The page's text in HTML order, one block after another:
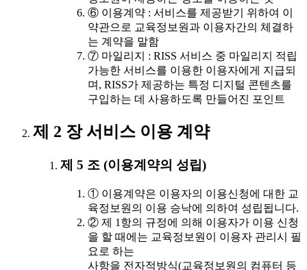
⑥ 이용계약 : 서비스를 제공받기 위하여 이
약관으로 교육정보원과 이용자간의 체결하
는 계약을 말함
⑦ 마일리지 : RISS 서비스 중 마일리지 적립
가능한 서비스를 이용한 이용자에게 지급되
며, RISS가 제공하는 특정 디지털 콘텐츠를
구입하는 데 사용하도록 만들어진 포인트
제 2 장 서비스 이용 계약
제 5 조 (이용계약의 성립)
① 이용계약은 이용자의 이용신청에 대한 교
육정보원의 이용 승낙에 의하여 성립됩니다.
② 제 1항의 규정에 의해 이용자가 이용 신청
을 할 때에는 교육정보원이 이용자 관리시 필
요로 하는
사항을 전자적방식(교육정보원의 컴퓨터 등